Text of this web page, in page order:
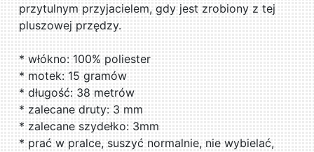
przytulnym przyjacielem, gdy jest zrobiony z tej
pluszowej przędzy.
* włókno: 100% poliester
* motek: 15 gramów
* długość: 38 metrów
* zalecane druty: 3 mm
* zalecane szydełko: 3mm
* prać w pralce, suszyć normalnie, nie wybielać,